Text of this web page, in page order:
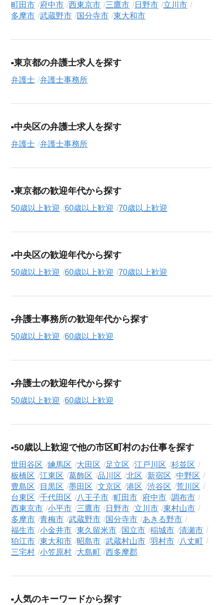
求人検索について
収・時給・日給、さらに 週休2日制、
り条件での絞り込み検索も可能です。
「まずは相談から始めたい」という方も、ぜひお気軽に転職支
町田市 府中市 西東京市 三鷹市 日野市
立川市
多摩市
武蔵野市 国分寺市 東大和市
東京都の弁護士求人を探す
弁護士 弁護士事務所
中央区の弁護士求人を探す
弁護士 弁護士事務所
東京都の歓迎年代から探す
50歳以上歓迎 60歳以上歓迎 70歳以上歓迎
中央区の歓迎年代から探す
50歳以上歓迎 60歳以上歓迎 70歳以上歓迎
弁護士事務所の歓迎年代から探す
50歳以上歓迎 60歳以上歓迎
弁護士の歓迎年代から探す
50歳以上歓迎 60歳以上歓迎
50歳以上歓迎で他の市区町村のお仕事を探す
世田谷区 練馬区 大田区 足立区 江戸川区
杉並区
板橋区
江東区 葛飾区 品川区 北区 新宿区
中野区
豊島区
目黒区 墨田区 文京区 港区 渋谷区
荒川区
台東区
千代田区 八王子市 町田市 府中市
調布市
西東京市
小平市 三鷹市 日野市 立川市
東村山市
多摩市
青梅市 武蔵野市 国分寺市
あきる野市
福生市
小金井市 東久留米市 国立市 稲城市
清瀬市
狛江市
東大和市 昭島市 武蔵村山市 羽村市
八丈町
三宅村
小笠原村 大島町 西多摩郡
人気のキーワードから探す